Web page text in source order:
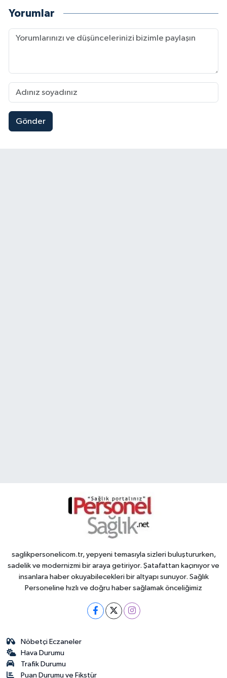
Yorumlar
Gönder
saglikpersonelicom.tr, yepyeni temasıyla sizleri buluştururken,
sadelik ve modernizmi bir araya getiriyor. Şatafattan kaçınıyor ve
insanlara haber okuyabilecekleri bir altyapı sunuyor. Sağlık
Personeline hızlı ve doğru haber sağlamak önceliğimiz
Nöbetçi Eczaneler
Hava Durumu
Trafik Durumu
Puan Durumu ve Fikstür